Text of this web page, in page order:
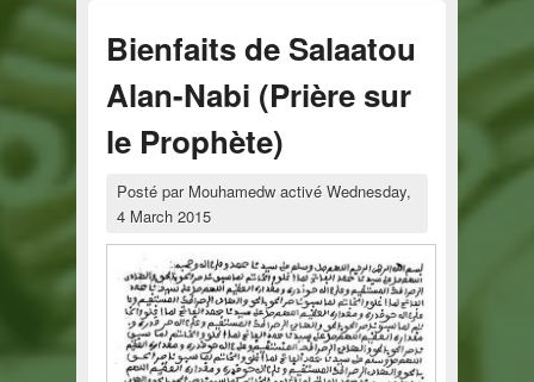
Bienfaits de Salaatou
Alan-Nabi (Prière sur
le Prophète)
Posté par Mouhamedwactivé Wednesday,
4 March 2015